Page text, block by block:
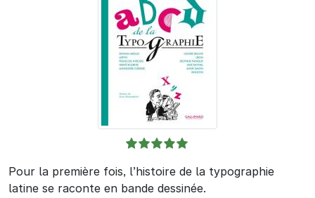
Pour la première fois, l’histoire de la typographie
latine se raconte en bande dessinée.